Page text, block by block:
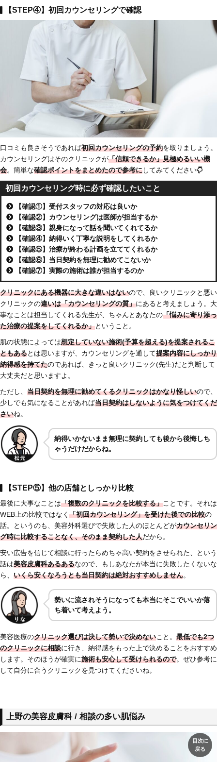
【STEP④】初回カウンセリングで確認
口コミも良さそうであれば初回カウンセリングの予約を取りましょう。
カウンセリングはそのクリニックが「信頼できるか」見極めるいい機
会。簡単な確認ポイントをまとめたので参考にしてみてください
初回カウンセリング時に必ず確認したいこと
【確認①】受付スタッフの対応は良いか
【確認②】カウンセリングは医師が担当するか
【確認③】親身になって話を聞いてくれてるか
【確認④】納得いく丁寧な説明をしてくれるか
【確認⑤】治療が終わる計画を立ててくれるか
【確認⑥】当日契約を無理に勧めてこないか
【確認⑦】実際の施術は誰が担当するのか
クリニックにある機器に大きな違いはないので、良いクリニックと悪い
クリニックの違いは「カウンセリングの質」にあると考えましょう。大
事なことは担当してくれる先生が、ちゃんとあなたの「悩みに寄り添っ
た治療の提案をしてくれるか」ということ。
肌の状態によっては想定していない施術(予算を超える)を提案されるこ
ともあるとは思いますが、カウンセリングを通して提案内容にしっかり
納得感を持てたのであれば、きっと良いクリニック(先生)だと判断して
大丈夫だと思いますよ。
ただし、 当日契約を無理に勧めてくるクリニックはかなり怪しいので、
少しでも気になることがあれば当日契約はしないように気をつけてくだ
さいね。
納得いかないまま無理に契約しても後から後悔しち
ゃうだけだからね。
【STEP⑤】他の店舗としっかり比較
最後に大事なことは「複数のクリニックを比較する」ことです。それは
WEB上の比較ではなく 「初回カウンセリング」を受けた後での比較の
話。というのも、美容外科選びで失敗した人のほとんどがカウンセリン
グ時に比較することなく、そのまま契約した人だから。
安い広告を信じて相談に行ったらめちゃ高い契約をさせられた、という
話は美容皮膚科あるあるなので、もしあなたが本当に失敗したくないな
ら、 いくら安くなろうとも当日契約は絶対おすすめしません。
勢いに流されそうになっても本当にそこでいいか落
ち着いて考えよう。
美容医療のクリニック選びは決して勢いで決めないこと。 最低でも2つ
のクリニックに相談に行き、納得感をもった上で決めることをおすすめ
します。そのほうが確実に施術も安心して受けられるので。ぜひ参考に
して自分に合うクリニックを見つけてくださいね。
上野の美容皮膚科 / 相談の多い肌悩み
目次に
戻る